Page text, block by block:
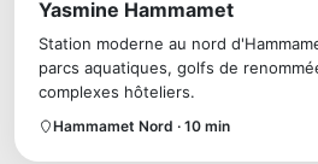
Yasmine Hammamet
Station moderne au nord
parcs aquatiques, golfs de
complexes hôteliers.
Hammamet Nord · 10 min